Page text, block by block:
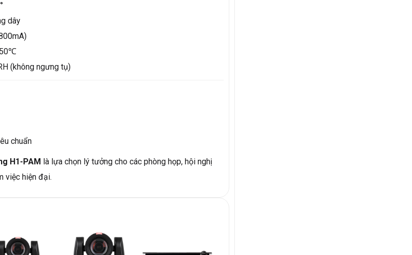
dây
(không ngưng tụ)
chuẩn
H1-PAM là lựa chọn lý tưởng cho các phòng họp, hội nghị
việc hiện đại.